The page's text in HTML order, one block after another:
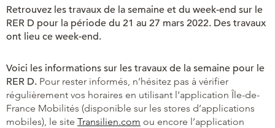
Retrouvez les travaux de la semaine et du week-end sur le
RER D pour la période du 21 au 27 mars 2022. Des travaux
ont lieu ce week-end.
Voici les informations sur les travaux de la semaine pour le
RER D. Pour rester informés, n’hésitez pas à vérifier
régulièrement vos horaires en utilisant l’application Île-de-
France Mobilités (disponible sur les stores d’applications
mobiles), le site Transilien.com ou encore l’application